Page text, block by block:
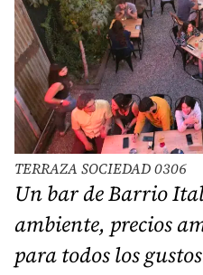
TERRAZA SOCIEDAD 0306
Un bar de Barrio
ambiente, precios
para todos los